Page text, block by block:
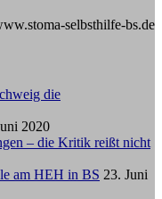
selbsthilfe-bs.de
die
2020
– die Kritik reißt nicht
am HEH in BS 23. Juni